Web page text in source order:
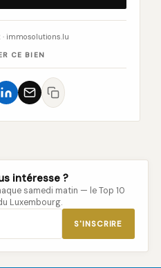
immosolutions.lu
CE BIEN
intéresse ?
samedi matin — le Top 10
Luxembourg.
S'INSCRIRE